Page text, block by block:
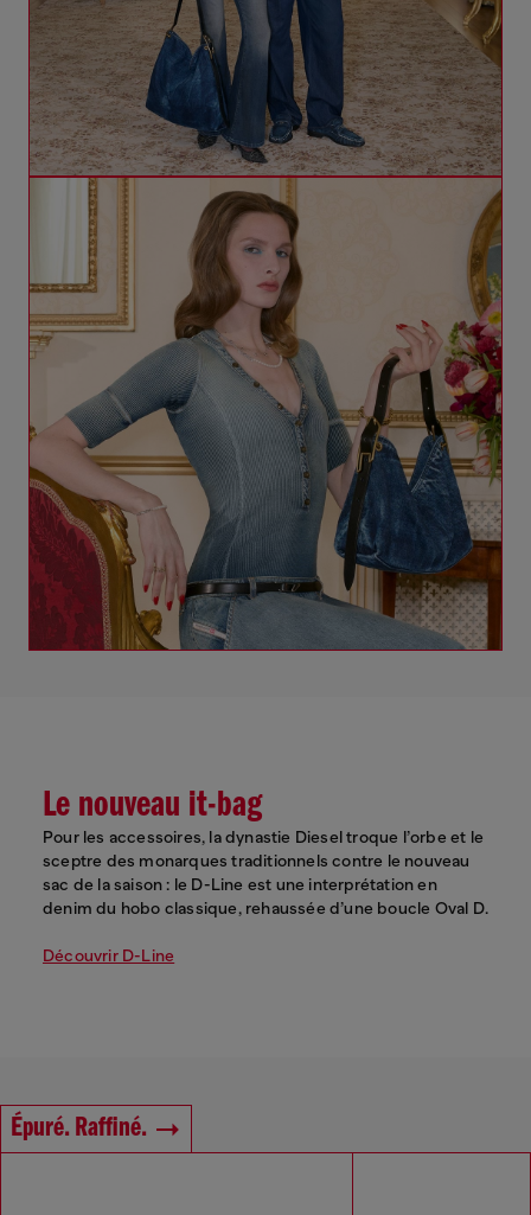
Le nouveau it-bag
Pour les accessoires, la dynastie Diesel troque l’orbe et le
sceptre des monarques traditionnels contre le nouveau
sac de la saison : le D-Line est une interprétation en
denim du hobo classique, rehaussée d’une boucle Oval D.
Découvrir D-Line
Épuré. Raffiné.